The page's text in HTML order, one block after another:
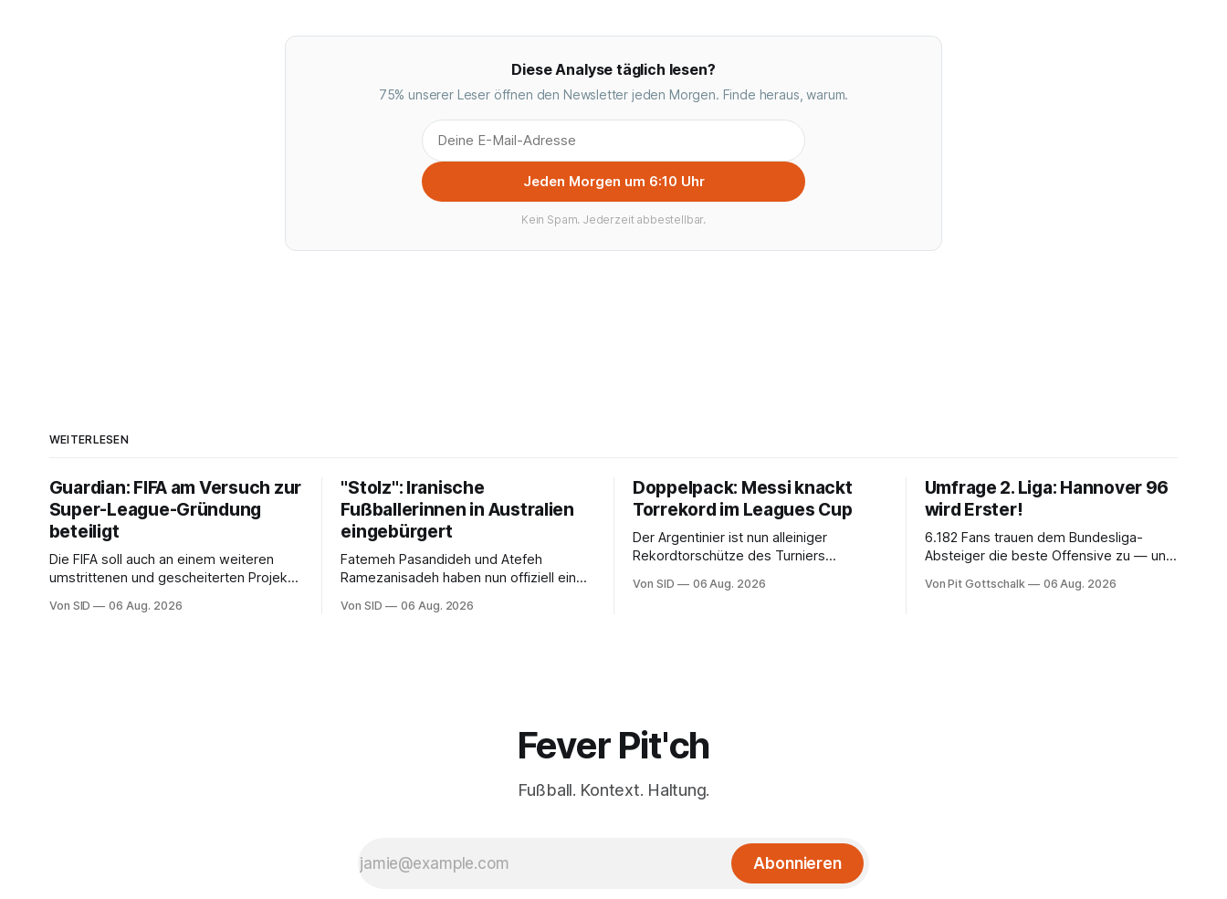
Diese Analyse täglich lesen?
75% unserer Leser öffnen den Newsletter jeden Morgen. Finde heraus, warum.
Jeden Morgen um 6:10 Uhr
Kein Spam. Jederzeit abbestellbar.
WEITERLESEN
Guardian: FIFA am Versuch zur
Super-League-Gründung
beteiligt
Die FIFA soll auch an einem weiteren
umstrittenen und gescheiterten Projekt
Von SID 06 Aug. 2026
"Stolz": Iranische
Fußballerinnen in Australien
eingebürgert
Fatemeh Pasandideh und Atefeh
Ramezanisadeh haben nun offiziell eine
sangen sie die iranische Hymne nicht
Von SID 06 Aug. 2026
Doppelpack: Messi knackt
Torrekord im Leagues Cup
Der Argentinier ist nun alleiniger
Rekordtorschütze des Turniers
nordamerikanischen MLS und der
Von SID 06 Aug. 2026
Umfrage 2. Liga: Hannover 96
wird Erster!
6.182 Fans trauen dem Bundesliga-
Absteiger die beste Offensive zu — und
Der Favorit ist ausgerechnet der größte
Von Pit Gottschalk 06 Aug. 2026
Fever Pit'ch
Fußball. Kontext. Haltung.
Abonnieren